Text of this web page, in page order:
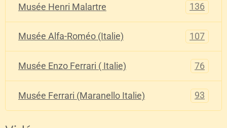
Musée Henri Malartre 136
Musée Alfa-Roméo (Italie) 107
Musée Enzo Ferrari ( Italie) 76
Musée Ferrari (Maranello Italie) 93